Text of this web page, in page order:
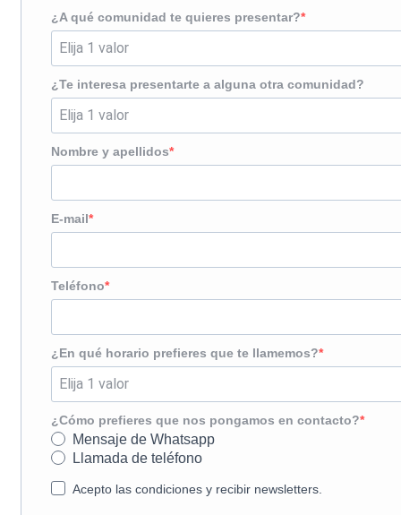
¿A qué comunidad te quieres presentar?
¿Te interesa presentarte a alguna otra comunidad?
Nombre y apellidos
E-mail
Teléfono
¿En qué horario prefieres que te llamemos?
¿Cómo prefieres que nos pongamos en contacto?
Mensaje de Whatsapp
Llamada de teléfono
Acepto las condiciones y recibir newsletters.